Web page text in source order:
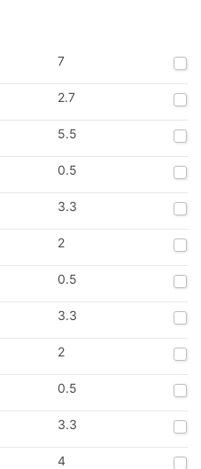
7
2.7
5.5
0.5
3.3
2
0.5
3.3
2
0.5
3.3
4